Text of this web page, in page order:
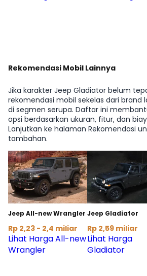
Rekomendasi Mobil Lainnya
Jika karakter Jeep Gladiator belum
rekomendasi mobil sekelas dari brand
di segmen serupa. Daftar ini
opsi berdasarkan ukuran, fitur, dan
Lanjutkan ke halaman Rekomendasi
tambahan.
Jeep All-new Wrangler
Rp 2,23 - 2,4 miliar
Lihat Harga All-new
Wrangler
Jeep Gladiator
Rp 2,59 miliar
Lihat Harga
Gladiator